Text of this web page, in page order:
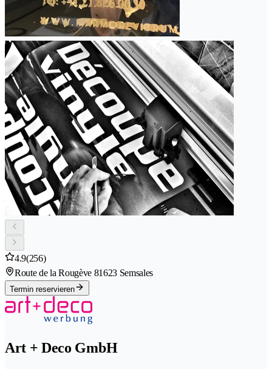
4.9(256)
Route de la Rougève 81623 Semsales
Termin reservieren
Art + Deco GmbH